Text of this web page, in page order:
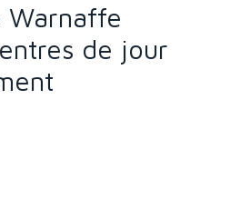
Warnaffe
de jour